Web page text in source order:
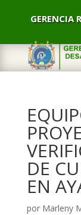
GERENCIA
DE
EN
por Marleny